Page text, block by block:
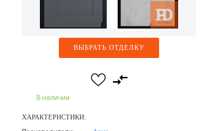
ВЫБРАТЬ ОТДЕЛКУ
В наличии
ХАРАКТЕРИСТИКИ: